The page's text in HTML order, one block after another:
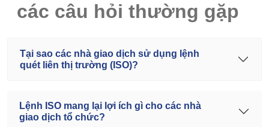
các câu hỏi thường gặp
Tại sao các nhà giao dịch sử dụng lệnh
quét liên thị trường (ISO)?
Lệnh ISO mang lại lợi ích gì cho các nhà
giao dịch tổ chức?